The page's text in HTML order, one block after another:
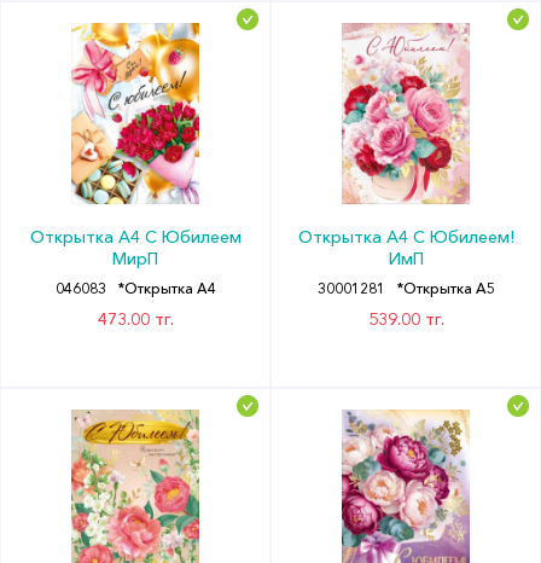
Открытка А4 С Юбилеем
МирП
046083 *Открытка А4
473.00 тг.
Открытка А4 С Юбилеем!
ИмП
30001281 *Открытка А5
539.00 тг.